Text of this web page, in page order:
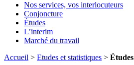
Nos services, vos interlocuteurs
Conjoncture
Études
L’interim
Marché du travail
Accueil > Etudes et statistiques > Études